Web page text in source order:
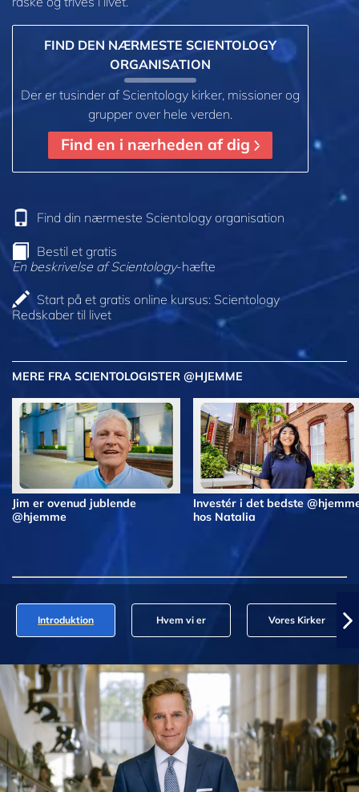
FIND DEN NÆRMESTE SCIENTOLOGY
ORGANISATION
Der er tusinder af Scientology kirker, missioner og
grupper over hele verden.
Find en i nærheden af dig
Find din nærmeste Scientology organisation
Bestil et gratis
En beskrivelse af Scientology-hæfte
Start på et gratis online kursus: Scientology
Redskaber til livet
MERE FRA SCIENTOLOGISTER @HJEMME
Jim er ovenud jublende
@hjemme
Investér i det bedste
hos Natalia
Introduktion Hvem vi er Vores Kirker